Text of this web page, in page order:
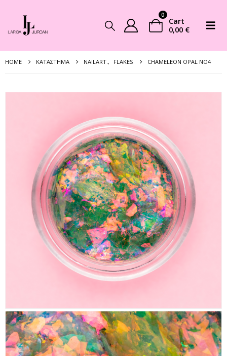
0
Cart
0,00 €
HOME ΚΑΤΆΣΤΗΜΑ NAILART., FLAKES CHAMELEON OPAL NO4